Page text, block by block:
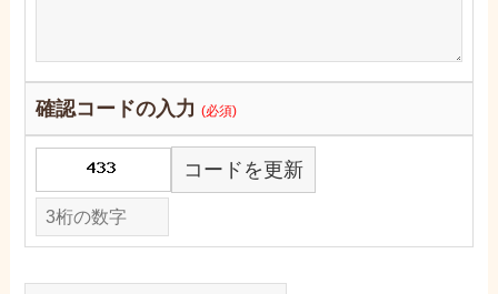
確認コードの入力(必須)
コードを更新